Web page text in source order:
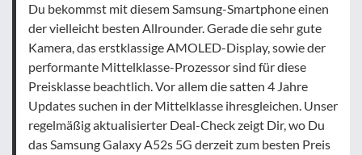
Du bekommst mit diesem Samsung-Smartphone einen
der vielleicht besten Allrounder. Gerade die sehr gute
Kamera, das erstklassige AMOLED-Display, sowie der
performante Mittelklasse-Prozessor sind für diese
Preisklasse beachtlich. Vor allem die satten 4 Jahre
Updates suchen in der Mittelklasse ihresgleichen. Unser
regelmäßig aktualisierter Deal-Check zeigt Dir, wo Du
das Samsung Galaxy A52s 5G derzeit zum besten Preis